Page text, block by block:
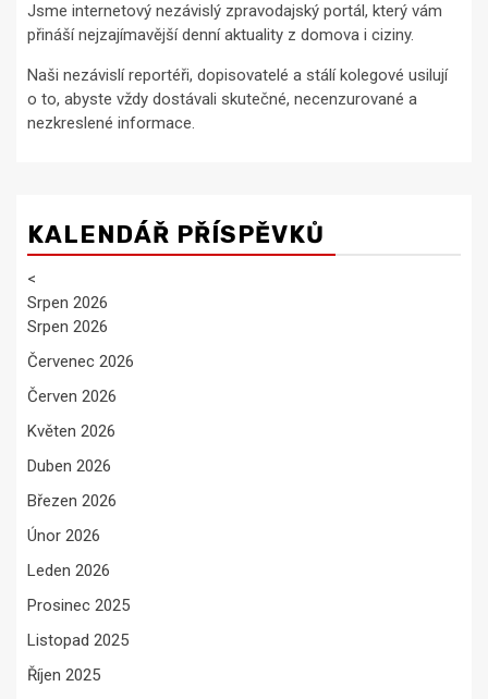
Jsme internetový nezávislý zpravodajský portál, který vám
přináší nejzajímavější denní aktuality z domova i ciziny.
Naši nezávislí reportéři, dopisovatelé a stálí kolegové usilují
o to, abyste vždy dostávali skutečné, necenzurované a
nezkreslené informace.
KALENDÁŘ PŘÍSPĚVKŮ
<
Srpen 2026
Srpen 2026
Červenec 2026
Červen 2026
Květen 2026
Duben 2026
Březen 2026
Únor 2026
Leden 2026
Prosinec 2025
Listopad 2025
Říjen 2025